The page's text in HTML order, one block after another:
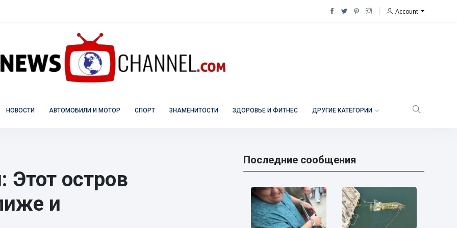
Account
НОВОСТИ АВТОМОБИЛИ И МОТОР СПОРТ ЗНАМЕНИТОСТИ ЗДОРОВЬЕ И ФИТНЕС ДРУГИЕ КАТЕГОРИИ
Этот остров
и
Последние сообщения